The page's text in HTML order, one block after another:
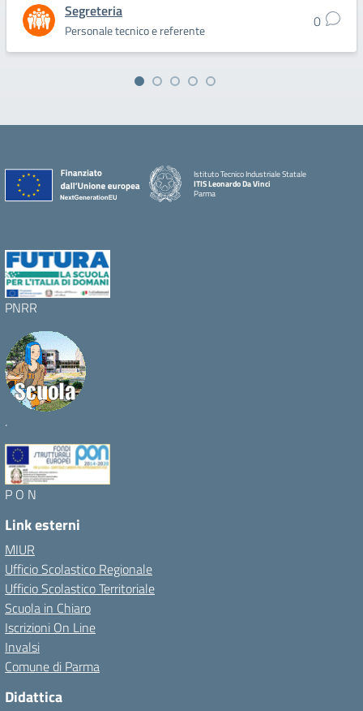
Segreteria
Personale tecnico e referente 0
Istituto Tecnico Industriale Statale
ITIS Leonardo Da Vinci
Parma
PNRR
.
P O N
Link esterni
MIUR
Ufficio Scolastico Regionale
Ufficio Scolastico Territoriale
Scuola in Chiaro
Iscrizioni On Line
Invalsi
Comune di Parma
Didattica